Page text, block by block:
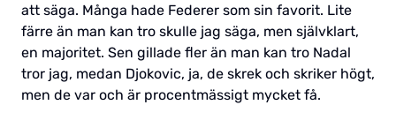
att säga. Många hade Federer som sin favorit. Lite
färre än man kan tro skulle jag säga, men självklart,
en majoritet. Sen gillade fler än man kan tro Nadal
tror jag, medan Djokovic, ja, de skrek och skriker högt,
men de var och är procentmässigt mycket få.